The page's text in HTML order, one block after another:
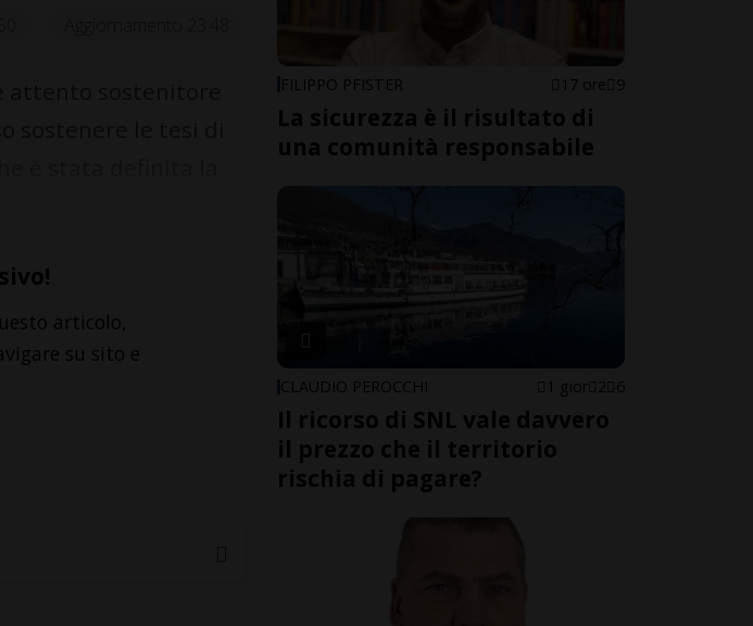
articolo,
su sito e
FILIPPO PFISTER 17 ore 9
La sicurezza è il risultato di
una comunità responsabile
CLAUDIO PEROCCHI 1 gior 2 6
Il ricorso di SNL vale davvero
il prezzo che il territorio
rischia di pagare?